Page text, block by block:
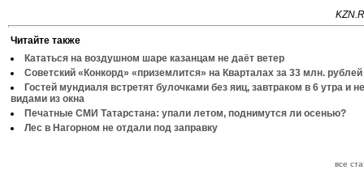
Читайте также
Кататься на воздушном шаре казанцам не даёт ветер
Советский «Конкорд» «приземлится» на Кварталах за 33 млн. рублей
Гостей мундиаля встретят булочками без яиц, завтраком в 6 утра и
видами из окна
Печатные СМИ Татарстана: упали летом, поднимутся ли осенью?
Лес в Нагорном не отдали под заправку
все